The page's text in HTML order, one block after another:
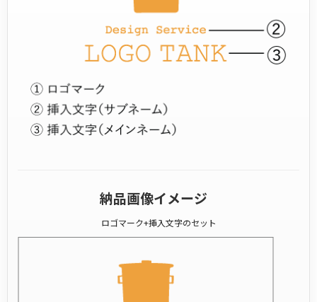
納品画像イメージ
ロゴマーク+挿入文字のセット